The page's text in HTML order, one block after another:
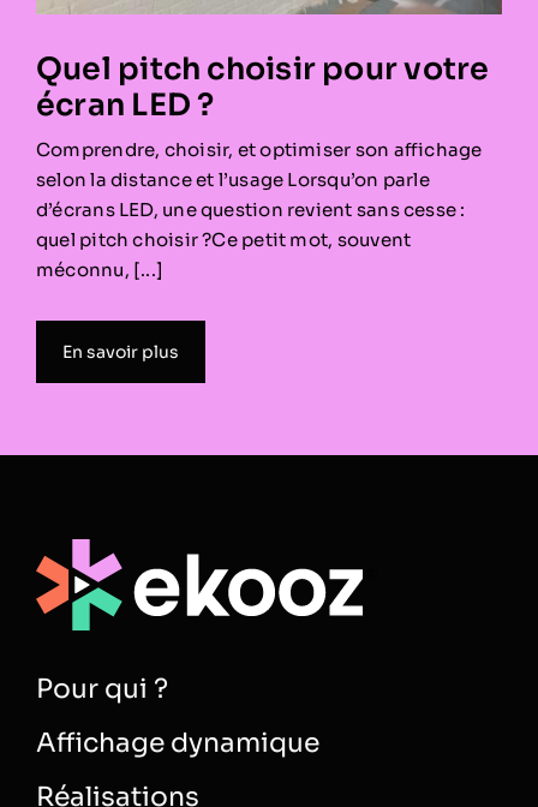
Quel pitch choisir pour votre
écran LED ?
Comprendre, choisir, et optimiser son affichage
selon la distance et l’usage Lorsqu’on parle
d’écrans LED, une question revient sans cesse :
quel pitch choisir ?Ce petit mot, souvent
méconnu, [...]
En savoir plus
Pour qui ?
Affichage dynamique
Réalisations